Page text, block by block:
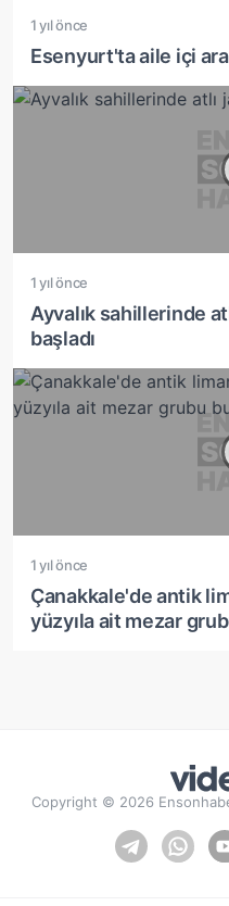
1 yıl önce
Esenyurt'ta aile içi
1 yıl önce
Ayvalık sahillerinde
başladı
1 yıl önce
Çanakkale'de antik
yüzyıla ait mezar
Copyright © 2026